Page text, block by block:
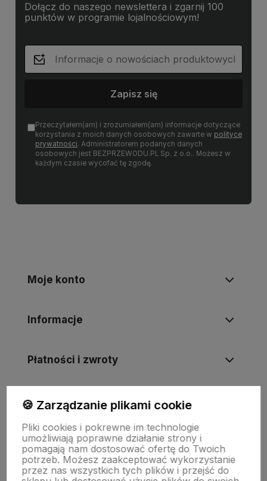
Dołącz do naszego newslettera i zgarnij 100
punktów w programie lojalnościowym!
Zapisz się
Przeczytałem(am) i zrozumiałem(am) informacje dotyczące
korzystania z moich danych osobowych zawarte w polityce
prywatności. Administratorem podanych danych
osobowych jest BEZPRZEWODU.PL Sp. z o.o.. Możesz w
każdym czasie wycofać tę zgodę.
Moje konto
Informacje
Płatności i zwroty
Wsparcie
O nas
🍪 Zarządzanie plikami cookie
Pliki cookies i pokrewne im technologie
umożliwiają poprawne działanie strony i
pomagają nam dostosować ofertę do Twoich
potrzeb. Możesz zaakceptować wykorzystanie
przez nas wszystkich tych plików i przejść do